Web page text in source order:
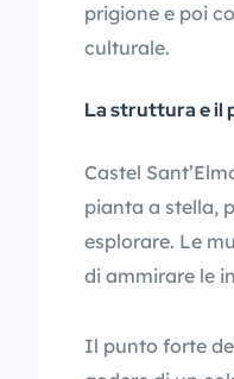
prigione e poi
culturale.
La struttura e il
Castel
pianta a stella,
esplorare. Le
di ammirare le
Il punto forte